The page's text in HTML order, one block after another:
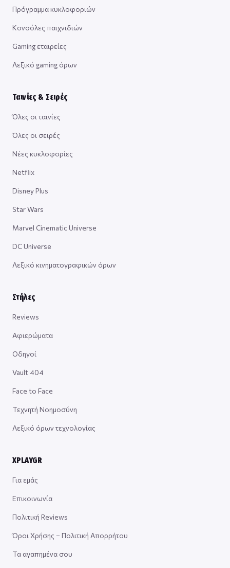
Πρόγραμμα κυκλοφοριών
Κονσόλες παιχνιδιών
Gaming εταιρείες
Λεξικό gaming όρων
Ταινίες & Σειρές
Όλες οι ταινίες
Όλες οι σειρές
Νέες κυκλοφορίες
Netflix
Disney Plus
Star Wars
Marvel Cinematic Universe
DC Universe
Λεξικό κινηματογραφικών όρων
Στήλες
Reviews
Αφιερώματα
Οδηγοί
Vault 404
Face to Face
Τεχνητή Νοημοσύνη
Λεξικό όρων τεχνολογίας
XPLAYGR
Για εμάς
Επικοινωνία
Πολιτική Reviews
Όροι Χρήσης – Πολιτική Απορρήτου
Τα αγαπημένα σου